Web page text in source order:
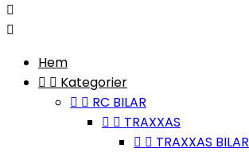


Hem
  Kategorier
  RC BILAR
  TRAXXAS
  TRAXXAS BILAR